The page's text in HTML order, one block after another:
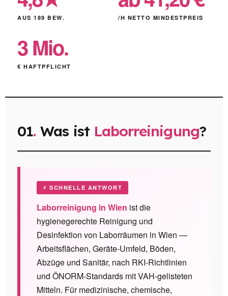
AUS 189 BEW. /H NETTO MINDESTPREIS
3 Mio.
€ HAFTPFLICHT
01. Was ist Laborreinigung?
⚡ SCHNELLE ANTWORT
Laborreinigung in Wien ist die
hygienegerechte Reinigung und
Desinfektion von Laborräumen in Wien —
Arbeitsflächen, Geräte-Umfeld, Böden,
Abzüge und Sanitär, nach RKI-Richtlinien
und ÖNORM-Standards mit VAH-gelisteten
Mitteln. Für medizinische, chemische,